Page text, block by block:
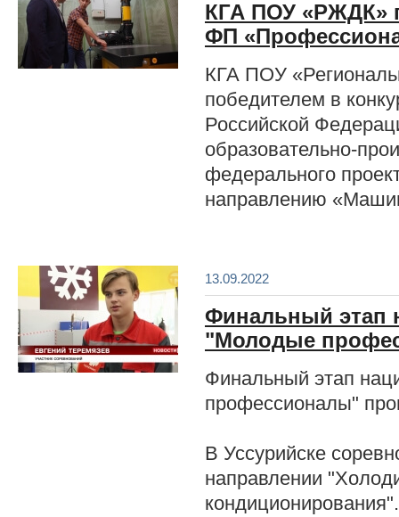
КГА ПОУ «РЖДК»
ФП
КГА ПОУ
победителем в
Российской
образовательно-
федерального
направлению
13.09.2022
Финальный этап
"Молодые
Финальный этап
профессионалы"
В Уссурийске
направлении
кондиционирования".